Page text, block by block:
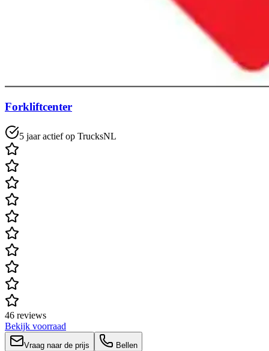
Forkliftcenter
5 jaar actief op TrucksNL
46 reviews
Bekijk voorraad
Vraag naar de prijs Bellen